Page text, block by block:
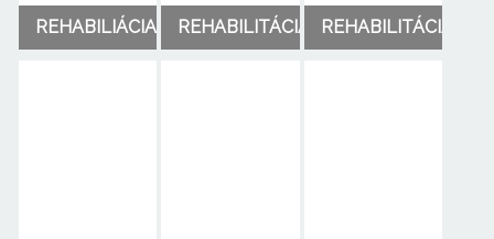
REHABILIÁCIA REHABILITÁCIA REHABILITÁCIA